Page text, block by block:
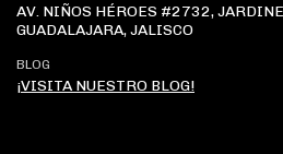
AV. NIÑOS HÉROES #2732,
GUADALAJARA, JALISCO
BLOG
¡VISITA NUESTRO BLOG!